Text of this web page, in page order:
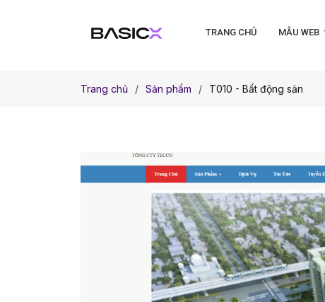
TRANG CHỦ MẪU WEB
Trang chủ Sản phẩm T010 - Bất động sản